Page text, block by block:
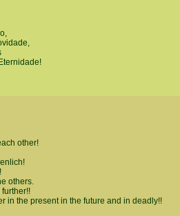
other!
others.
in the present in the future and in deadly!!